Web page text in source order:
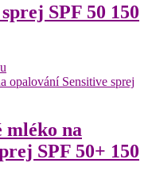
SPF 50 150
mléko na
SPF 50+ 150